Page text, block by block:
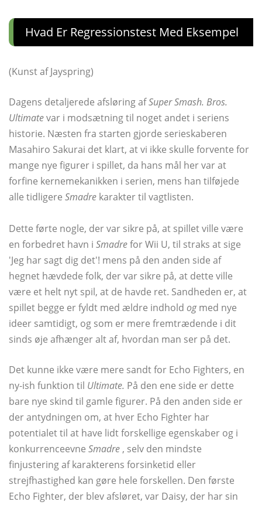
Hvad Er Regressionstest Med Eksempel
(Kunst af Jayspring)
Dagens detaljerede afsløring afSuper Smash. Bros.
Ultimatevar i modsætning til noget andet i seriens
historie. Næsten fra starten gjorde serieskaberen
Masahiro Sakurai det klart, at vi ikke skulle forvente for
mange nye figurer i spillet, da hans mål her var at
forfine kernemekanikken i serien, mens han tilføjede
alle tidligere Smadre karakter til vagtlisten.
Dette førte nogle, der var sikre på, at spillet ville være
en forbedret havn i Smadrefor Wii U, til straks at sige
'Jeg har sagt dig det'! mens på den anden side af
hegnet hævdede folk, der var sikre på, at dette ville
være et helt nyt spil, at de havde ret. Sandheden er, at
spillet begge er fyldt med ældre indhold ogmed nye
ideer samtidigt, og som er mere fremtrædende i dit
sinds øje afhænger alt af, hvordan man ser på det.
Det kunne ikke være mere sandt for Echo Fighters, en
ny-ish funktion til Ultimate. På den ene side er dette
bare nye skind til gamle figurer. På den anden side er
der antydningen om, at hver Echo Fighter har
potentialet til at have lidt forskellige egenskaber og i
konkurrenceevne Smadre , selv den mindste
finjustering af karakterens forsinketid eller
strejfhastighed kan gøre hele forskellen. Den første
Echo Fighter, der blev afsløret, var Daisy, der har sin